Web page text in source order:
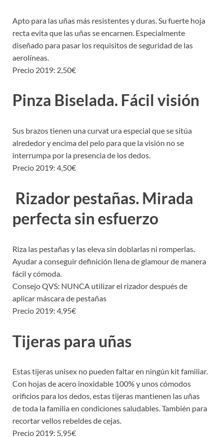
Apto para las uñas más resistentes y duras. Su fuerte hoja
recta evita que las uñas se encarnen. Especialmente
diseñado para pasar los requisitos de seguridad de las
aerolíneas.
Precio 2019: 2,50€
Pinza Biselada. Fácil visión
Sus brazos tienen una curvat ura especial que se sitúa
alrededor y encima del pelo para que la visión no se
interrumpa por la presencia de los dedos.
Precio 2019: 4,50€
Rizador pestañas. Mirada
perfecta sin esfuerzo
Riza las pestañas y las eleva sin doblarlas ni romperlas.
Ayudar a conseguir definición llena de glamour de manera
fácil y cómoda.
Consejo QVS: NUNCA utilizar el rizador después de
aplicar máscara de pestañas
Precio 2019: 4,95€
Tijeras para uñas
Estas tijeras unisex no pueden faltar en ningún kit familiar.
Con hojas de acero inoxidable 100% y unos cómodos
orificios para los dedos, estas tijeras mantienen las uñas
de toda la familia en condiciones saludables. También para
recortar vellos rebeldes de cejas.
Precio 2019: 5,95€